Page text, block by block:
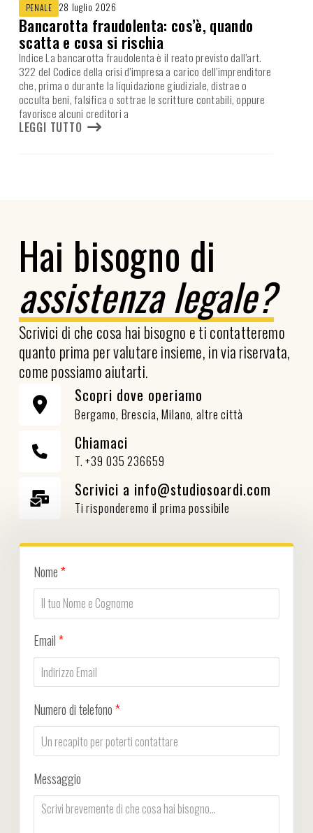
PENALE 28 luglio 2026
Bancarotta fraudolenta: cos’è, quando
scatta e cosa si rischia
Indice La bancarotta fraudolenta è il reato previsto dall’art.
322 del Codice della crisi d’impresa a carico dell’imprenditore
che, prima o durante la liquidazione giudiziale, distrae o
occulta beni, falsifica o sottrae le scritture contabili, oppure
favorisce alcuni creditori a
LEGGI TUTTO
Hai bisogno di
assistenza legale?
Scrivici di che cosa hai bisogno e ti contatteremo
quanto prima per valutare insieme, in via riservata,
come possiamo aiutarti.
Scopri dove operiamo
Bergamo, Brescia, Milano, altre città
Chiamaci
T. +39 035 236659
Scrivici a info@studiosoardi.com
Ti risponderemo il prima possibile
Nome*
Email*
Numero di telefono*
Messaggio